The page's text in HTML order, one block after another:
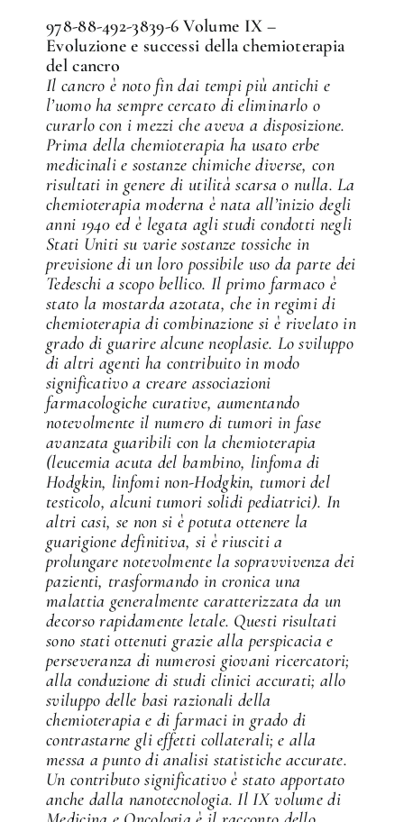
978-88-492-3839-6 Volume IX –
Evoluzione e successi della chemioterapia
del cancro
Il cancro è noto fin dai tempi più antichi e
l’uomo ha sempre cercato di eliminarlo o
curarlo con i mezzi che aveva a disposizione.
Prima della chemioterapia ha usato erbe
medicinali e sostanze chimiche diverse, con
risultati in genere di utilità scarsa o nulla. La
chemioterapia moderna è nata all’inizio degli
anni 1940 ed è legata agli studi condotti negli
Stati Uniti su varie sostanze tossiche in
previsione di un loro possibile uso da parte dei
Tedeschi a scopo bellico. Il primo farmaco è
stato la mostarda azotata, che in regimi di
chemioterapia di combinazione si è rivelato in
grado di guarire alcune neoplasie. Lo sviluppo
di altri agenti ha contribuito in modo
significativo a creare associazioni
farmacologiche curative, aumentando
notevolmente il numero di tumori in fase
avanzata guaribili con la chemioterapia
(leucemia acuta del bambino, linfoma di
Hodgkin, linfomi non-Hodgkin, tumori del
testicolo, alcuni tumori solidi pediatrici). In
altri casi, se non si è potuta ottenere la
guarigione definitiva, si è riusciti a
prolungare notevolmente la sopravvivenza dei
pazienti, trasformando in cronica una
malattia generalmente caratterizzata da un
decorso rapidamente letale. Questi risultati
sono stati ottenuti grazie alla perspicacia e
perseveranza di numerosi giovani ricercatori;
alla conduzione di studi clinici accurati; allo
sviluppo delle basi razionali della
chemioterapia e di farmaci in grado di
contrastarne gli effetti collaterali; e alla
messa a punto di analisi statistiche accurate.
Un contributo significativo è stato apportato
anche dalla nanotecnologia. Il IX volume di